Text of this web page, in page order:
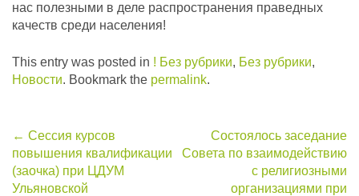
нас полезными в деле распространения праведных
качеств среди населения!
This entry was posted in ! Без рубрики, Без рубрики,
Новости. Bookmark the permalink.
Post
navigation
← Сессия курсов
повышения квалификации
(заочка) при ЦДУМ
Ульяновской
Состоялось заседание
Совета по взаимодействию
с религиозными
организациями при